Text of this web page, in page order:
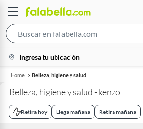
Bar
location-
icon
Ingresa tu ubicación
Home Belleza, higiene y salud
Belleza, higiene y salud - kenzo
Retira hoy Llega mañana Retira mañana